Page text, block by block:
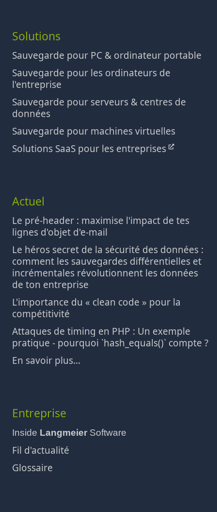
Solutions
Sauvegarde pour PC & ordinateur portable
Sauvegarde pour les ordinateurs de
l'entreprise
Sauvegarde pour serveurs & centres de
données
Sauvegarde pour machines virtuelles
Solutions SaaS pour les entreprises
Actuel
Le pré-header : maximise l'impact de tes
lignes d'objet d'e-mail
Le héros secret de la sécurité des données :
comment les sauvegardes différentielles et
incrémentales révolutionnent les données
de ton entreprise
L'importance du « clean code » pour la
compétitivité
Attaques de timing en PHP : Un exemple
pratique - pourquoi `hash_equals()` compte ?
En savoir plus...
Entreprise
Inside Langmeier Software
Fil d'actualité
Glossaire